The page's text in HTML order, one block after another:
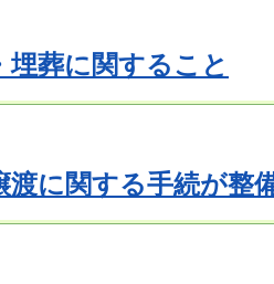
埋葬に関すること
渡に関する手続が整